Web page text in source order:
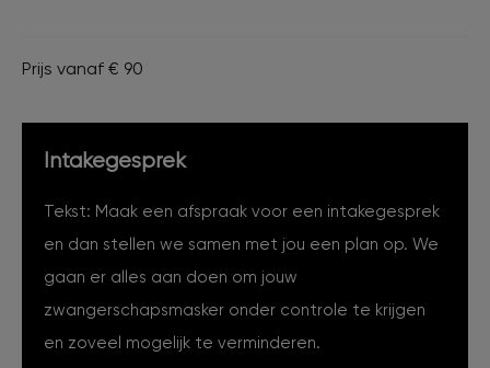
Prijs vanaf € 90
Intakegesprek
Tekst: Maak een afspraak voor een intakegesprek
en dan stellen we samen met jou een plan op. We
gaan er alles aan doen om jouw
zwangerschapsmasker onder controle te krijgen
en zoveel mogelijk te verminderen.